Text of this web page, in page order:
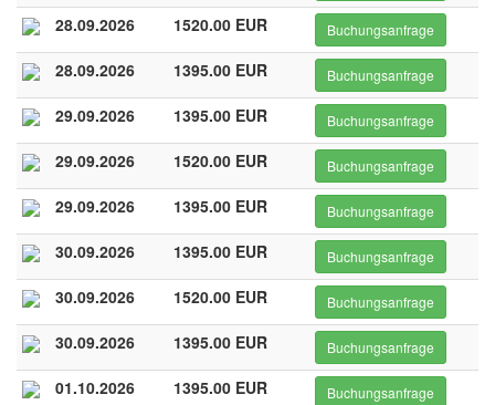
28.09.2026 1520.00 EUR Buchungsanfrage
28.09.2026 1395.00 EUR Buchungsanfrage
29.09.2026 1395.00 EUR Buchungsanfrage
29.09.2026 1520.00 EUR Buchungsanfrage
29.09.2026 1395.00 EUR Buchungsanfrage
30.09.2026 1395.00 EUR Buchungsanfrage
30.09.2026 1520.00 EUR Buchungsanfrage
30.09.2026 1395.00 EUR Buchungsanfrage
01.10.2026 1395.00 EUR Buchungsanfrage